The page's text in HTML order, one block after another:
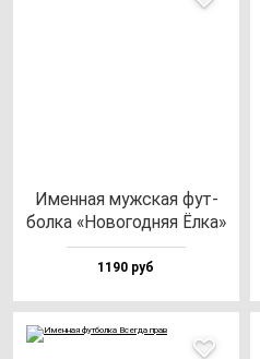
Имен­ная муж­ская фут­
бол­ка «Ново­год­няя Ёлка»
1190 руб